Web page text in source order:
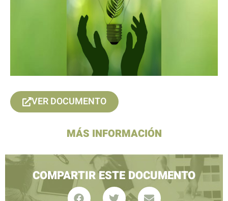
MÁS INFORMACIÓN
VER DOCUMENTO
COMPARTIR ESTE DOCUMENTO